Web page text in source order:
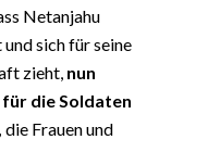
Netanjahu
sich für seine
zieht, nun
die Soldaten
die Frauen und